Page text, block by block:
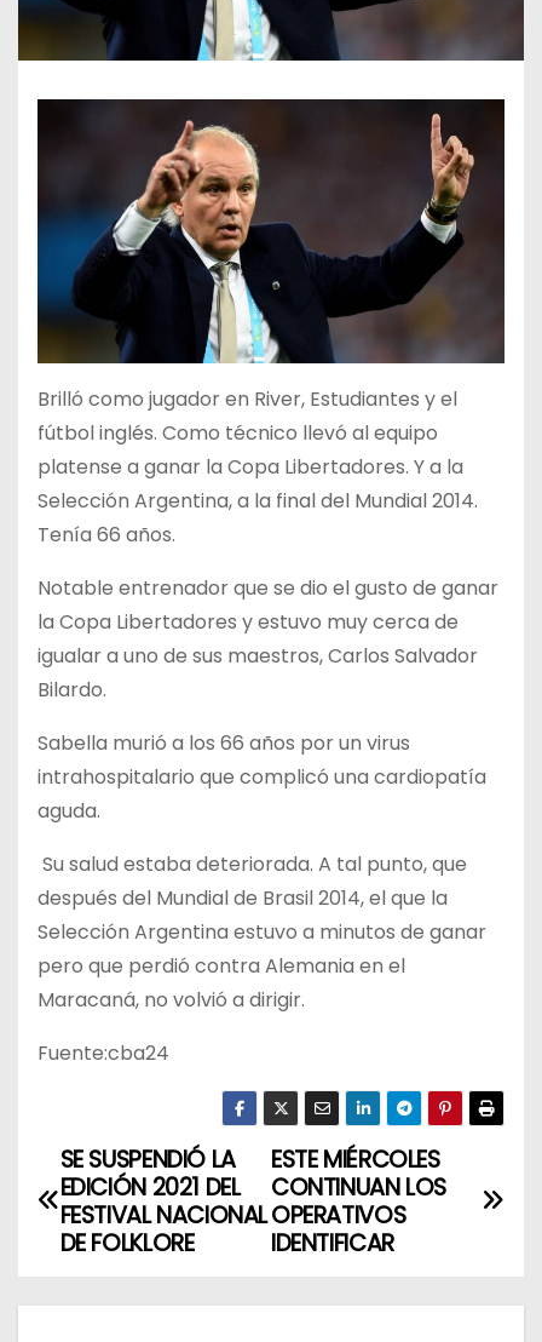
Brilló como jugador en River, Estudiantes y el
fútbol inglés. Como técnico llevó al equipo
platense a ganar la Copa Libertadores. Y a la
Selección Argentina, a la final del Mundial 2014.
Tenía 66 años.
Notable entrenador que se dio el gusto de ganar
la Copa Libertadores y estuvo muy cerca de
igualar a uno de sus maestros, Carlos Salvador
Bilardo.
Sabella murió a los 66 años por un virus
intrahospitalario que complicó una cardiopatía
aguda.
Su salud estaba deteriorada. A tal punto, que
después del Mundial de Brasil 2014, el que la
Selección Argentina estuvo a minutos de ganar
pero que perdió contra Alemania en el
Maracaná, no volvió a dirigir.
Fuente:cba24
N
a
ESTE MIÉRCOLES
CONTINUAN LOS
OPERATIVOS
IDENTIFICAR
SE SUSPENDIÓ LA
EDICIÓN 2021 DEL
FESTIVAL NACIONAL
DE FOLKLORE